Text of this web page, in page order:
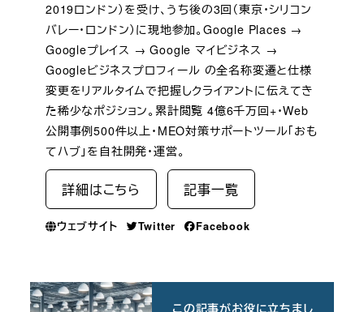
2019ロンドン）を受け、うち後の3回（東京・シリコン
バレー・ロンドン）に現地参加。Google Places →
Googleプレイス → Google マイビジネス →
Googleビジネスプロフィール の全名称変遷と仕様
変更をリアルタイムで把握しクライアントに伝えてき
た稀少なポジション。累計閲覧 4億6千万回+・Web
公開事例500件以上・MEO対策サポートツール「おも
てハブ」を自社開発・運営。
詳細はこちら 記事一覧
ウェブサイト Twitter Facebook
この記事がお役に立ちまし